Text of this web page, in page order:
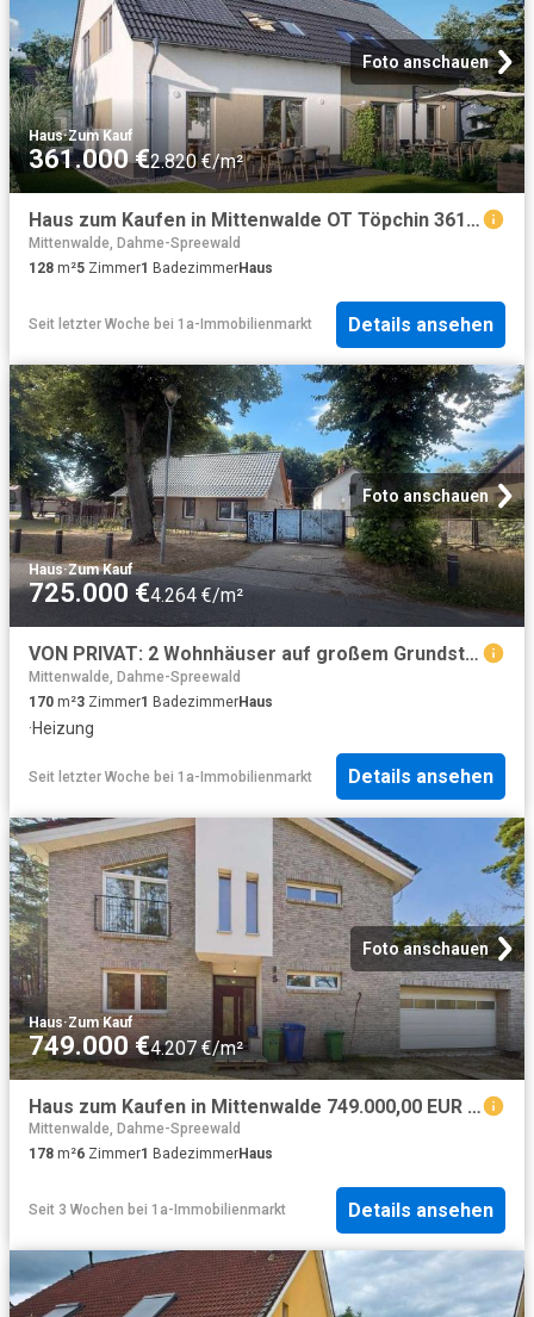
Foto anschauen
Haus·Zum Kauf
361.000 €2.820 €/m²
Haus zum Kaufen in Mittenwalde OT Töpchin 361.000,00 EUR 128 m²
Mittenwalde, Dahme-Spreewald
128 m²5 Zimmer1 BadezimmerHaus
Seit letzter Woche bei 1a-Immobilienmarkt Details ansehen
Foto anschauen
Haus·Zum Kauf
725.000 €4.264 €/m²
VON PRIVAT: 2 Wohnhäuser auf großem Grundstück in Töpchin
Mittenwalde, Dahme-Spreewald
170 m²3 Zimmer1 BadezimmerHaus
·Heizung
Seit letzter Woche bei 1a-Immobilienmarkt Details ansehen
Foto anschauen
Haus·Zum Kauf
749.000 €4.207 €/m²
Haus zum Kaufen in Mittenwalde 749.000,00 EUR 178 m²
Mittenwalde, Dahme-Spreewald
178 m²6 Zimmer1 BadezimmerHaus
Seit 3 Wochen bei 1a-Immobilienmarkt Details ansehen